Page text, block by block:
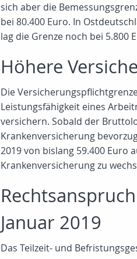
sich aber die
bei 80.400 Euro. In
lag die Grenze noch bei 5.800
Höhere
Die
Leistungsfähigkeit eines
versichern. Sobald der
Krankenversicherung
2019 von bislang 59.400 Euro
Krankenversicherung zu
Januar 2019
Das Teilzeit- und